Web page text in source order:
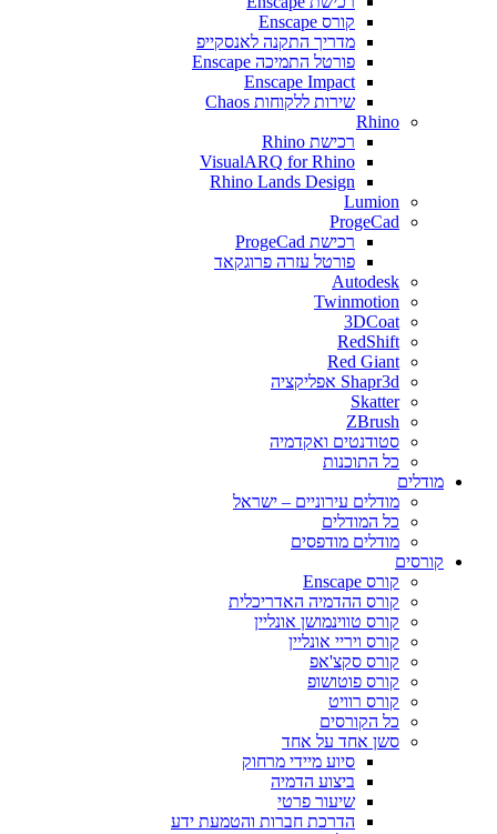
קורס Enscape
מדריך התקנה לאנסקייפ
פורטל התמיכה Enscape
Enscape Impact
שירות ללקוחות Chaos
Rhino
רכישת Rhino
VisualARQ for Rhino
Rhino Lands Design
Lumion
ProgeCad
רכישת ProgeCad
פורטל עזרה פרוגקאד
Autodesk
Twinmotion
3DCoat
RedShift
Red Giant
Shapr3d אפליקציה
Skatter
ZBrush
סטודנטים ואקדמיה
כל התוכנות
מודלים
מודלים עירוניים – ישראל
כל המודלים
מודלים מודפסים
קורסים
קורס Enscape
קורס ההדמיה האדריכלית
קורס טווינמושן אונליין
קורס ויריי אונליין
קורס סקצ'אפ
קורס פוטושופ
קורס רוויט
כל הקורסים
סשן אחד על אחד
סיוע מיידי מרחוק
ביצוע הדמיה
שיעור פרטי
הדרכת חברות והטמעת ידע